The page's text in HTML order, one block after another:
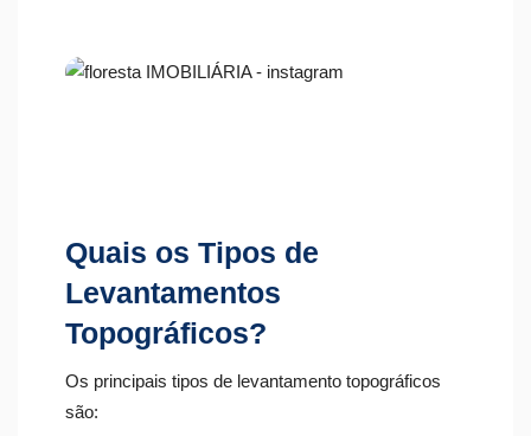
Quais os Tipos de
Levantamentos
Topográficos?
Os principais tipos de levantamento topográficos
são: